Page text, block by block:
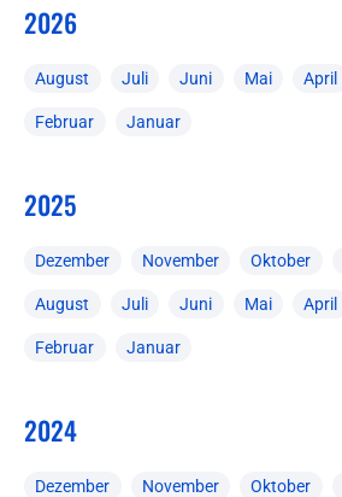
2026
August Juli Juni Mai April
Februar Januar
2025
Dezember November Oktober
August Juli Juni Mai April
Februar Januar
2024
Dezember November Oktober